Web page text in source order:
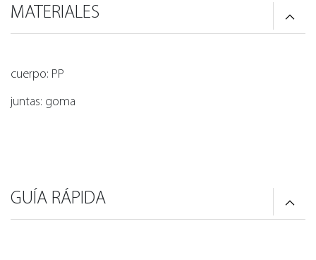
MATERIALES
cuerpo: PP
juntas: goma
GUÍA RÁPIDA